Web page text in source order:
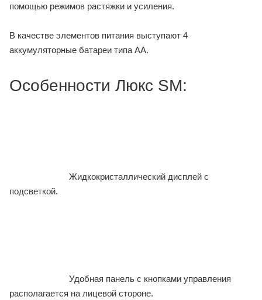
помощью режимов растяжки и усиления.
В качестве элементов питания выступают 4
аккумуляторные батареи типа АА.
Особенности Люкс SM:
Жидкокристаллический дисплей с
подсветкой.
Удобная панель с кнопками управления
располагается на лицевой стороне.